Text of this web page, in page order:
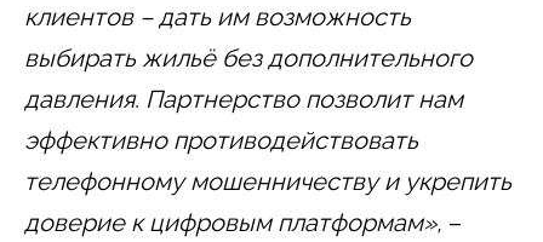
клиентов –дать им возможность
выбирать жильё без дополнительного
давления. Партнерство позволит нам
эффективно противодействовать
телефонному мошенничеству и укрепить
доверие к цифровым платформам», –